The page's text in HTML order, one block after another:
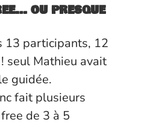
ou presque
13 participants, 12
seul Mathieu avait
guidée.
fait plusieurs
de 3 à 5